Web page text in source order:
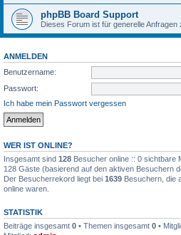
phpBB Board Support
Dieses Forum ist für generelle Anfragen
ANMELDEN
Benutzername:
Passwort:
Ich habe mein Passwort vergessen
WER IST ONLINE?
Insgesamt sind 128 Besucher online :: 0 sichtbare
128 Gäste (basierend auf den aktiven Besuchern
Der Besucherrekord liegt bei 1639 Besuchern, die
online waren.
STATISTIK
Beiträge insgesamt 0 • Themen insgesamt 0 •